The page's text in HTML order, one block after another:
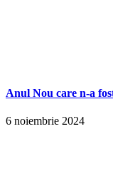
Anul Nou care n-a
6 noiembrie 2024